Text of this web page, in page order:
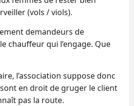
(vols / viols).
demandeurs de
chauffeur qui l’engage. Que
l’association suppose donc
en droit de gruger le client
pas la route.